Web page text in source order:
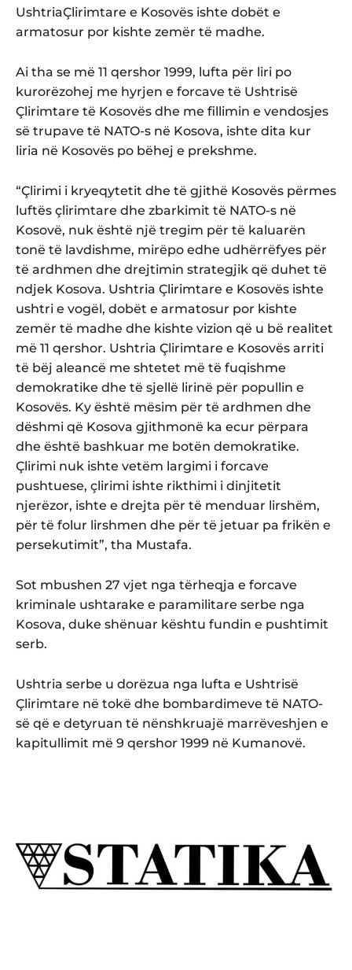
UshtriaÇlirimtare e Kosovës ishte dobët e
armatosur por kishte zemër të madhe.
Ai tha se më 11 qershor 1999, lufta për liri po
kurorëzohej me hyrjen e forcave të Ushtrisë
Çlirimtare të Kosovës dhe me fillimin e vendosjes
së trupave të NATO-s në Kosova, ishte dita kur
liria në Kosovës po bëhej e prekshme.
“Çlirimi i kryeqytetit dhe të gjithë Kosovës përmes
luftës çlirimtare dhe zbarkimit të NATO-s në
Kosovë, nuk është një tregim për të kaluarën
tonë të lavdishme, mirëpo edhe udhërrëfyes për
të ardhmen dhe drejtimin strategjik që duhet të
ndjek Kosova. Ushtria Çlirimtare e Kosovës ishte
ushtri e vogël, dobët e armatosur por kishte
zemër të madhe dhe kishte vizion që u bë realitet
më 11 qershor. Ushtria Çlirimtare e Kosovës arriti
të bëj aleancë me shtetet më të fuqishme
demokratike dhe të sjellë lirinë për popullin e
Kosovës. Ky është mësim për të ardhmen dhe
dëshmi që Kosova gjithmonë ka ecur përpara
dhe është bashkuar me botën demokratike.
Çlirimi nuk ishte vetëm largimi i forcave
pushtuese, çlirimi ishte rikthimi i dinjitetit
njerëzor, ishte e drejta për të menduar lirshëm,
për të folur lirshmen dhe për të jetuar pa frikën e
persekutimit”, tha Mustafa.
Sot mbushen 27 vjet nga tërheqja e forcave
kriminale ushtarake e paramilitare serbe nga
Kosova, duke shënuar kështu fundin e pushtimit
serb.
Ushtria serbe u dorëzua nga lufta e Ushtrisë
Çlirimtare në tokë dhe bombardimeve të NATO-
së që e detyruan të nënshkruajë marrëveshjen e
kapitullimit më 9 qershor 1999 në Kumanovë.